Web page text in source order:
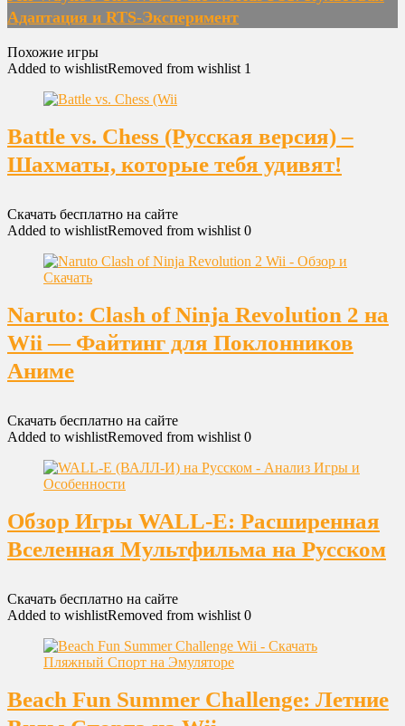
Адаптация и RTS-Эксперимент
Похожие игры
Added to wishlistRemoved from wishlist 1
Battle vs. Chess (Русская версия) –
Шахматы, которые тебя удивят!
Скачать бесплатно на сайте
Added to wishlistRemoved from wishlist 0
Naruto: Clash of Ninja Revolution 2 на
Wii — Файтинг для Поклонников
Аниме
Скачать бесплатно на сайте
Added to wishlistRemoved from wishlist 0
Обзор Игры WALL-E: Расширенная
Вселенная Мультфильма на Русском
Скачать бесплатно на сайте
Added to wishlistRemoved from wishlist 0
Beach Fun Summer Challenge: Летние